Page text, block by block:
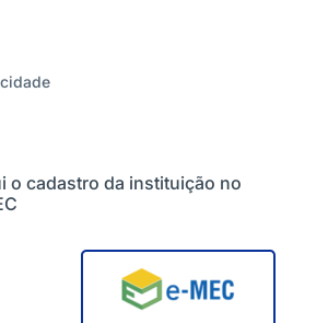
o cadastro da instituição no